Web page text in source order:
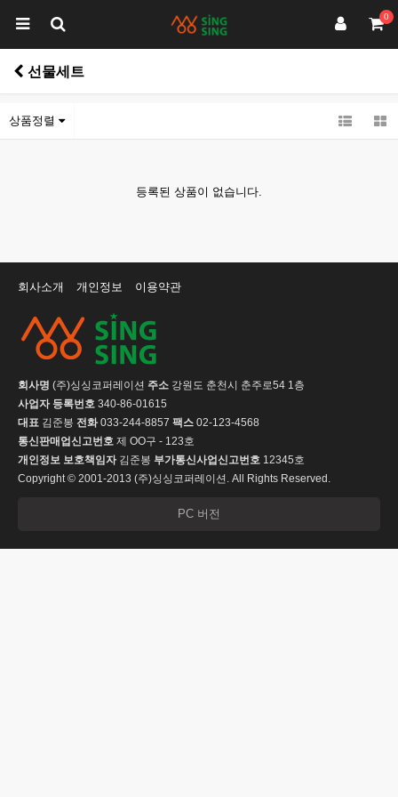
0
선물세트
상품정렬
등록된 상품이 없습니다.
회사소개 개인정보 이용약관
회사명 (주)싱싱코퍼레이션 주소 강원도 춘천시 춘주로54 1층
사업자 등록번호 340-86-01615
대표 김준봉 전화033-244-8857 팩스 02-123-4568
통신판매업신고번호 제 OO구 - 123호
개인정보 보호책임자김준봉 부가통신사업신고번호 12345호
Copyright © 2001-2013 (주)싱싱코퍼레이션. All Rights Reserved.
PC 버전